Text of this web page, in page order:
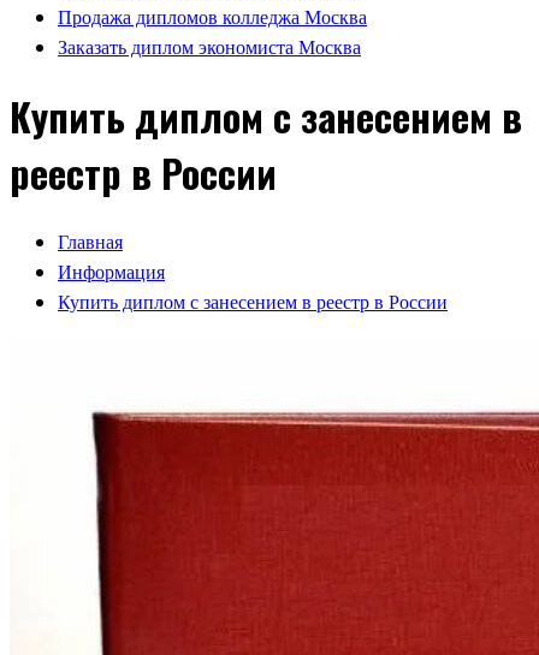
Продажа дипломов колледжа Москва
Заказать диплом экономиста Москва
Купить диплом с занесением в
реестр в России
Главная
Информация
Купить диплом с занесением в реестр в России